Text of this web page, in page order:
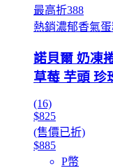
最高折388
熱銷濃郁香氣
諾貝爾 奶凍
草莓 芋頭 珍
(16)
$825
(售價已折)
$885
P幣